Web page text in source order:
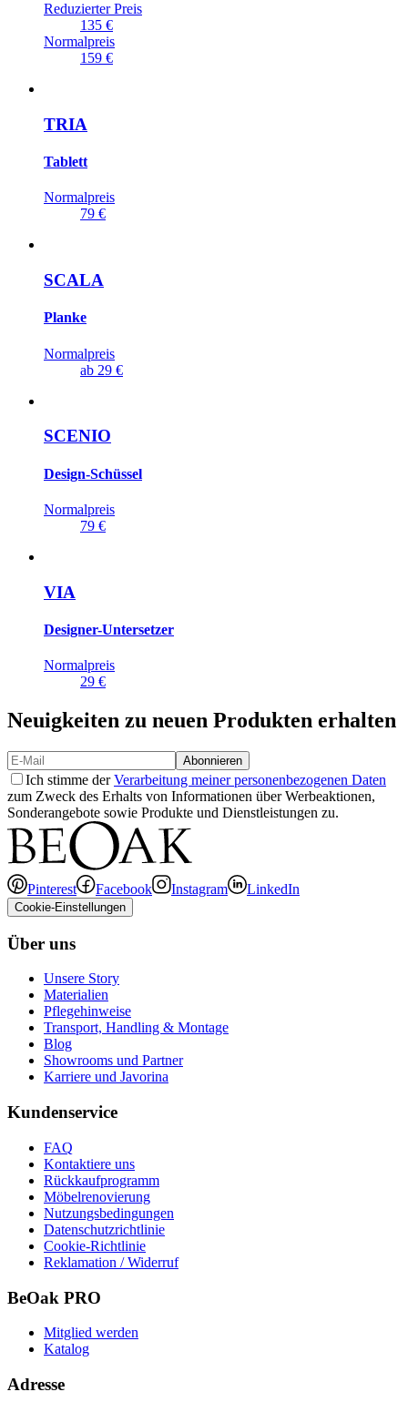
Reduzierter Preis
135 €
Normalpreis
159 €
TRIA
Tablett
Normalpreis
79 €
SCALA
Planke
Normalpreis
ab 29 €
SCENIO
Design-Schüssel
Normalpreis
79 €
VIA
Designer-Untersetzer
Normalpreis
29 €
Neuigkeiten zu neuen Produkten erhalten
Abonnieren
Ich stimme derVerarbeitung meiner personenbezogenen Daten
zum Zweck des Erhalts von Informationen über Werbeaktionen,
Sonderangebote sowie Produkte und Dienstleistungen zu.
Pinterest Facebook Instagram LinkedIn
Cookie-Einstellungen
Über uns
Unsere Story
Materialien
Pflegehinweise
Transport, Handling & Montage
Blog
Showrooms und Partner
Karriere und Javorina
Kundenservice
FAQ
Kontaktiere uns
Rückkaufprogramm
Möbelrenovierung
Nutzungsbedingungen
Datenschutzrichtlinie
Cookie-Richtlinie
Reklamation / Widerruf
BeOak PRO
Mitglied werden
Katalog
Adresse